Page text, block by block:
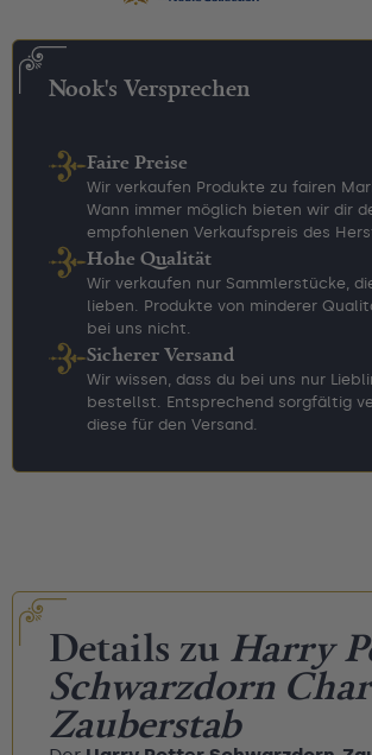
Nook's Versprechen
Faire Preise
Wir verkaufen Produkte zu fairen
Wann immer möglich bieten wir dir
empfohlenen Verkaufspreis des
Hohe Qualität
Wir verkaufen nur Sammlerstücke,
lieben. Produkte von minderer
bei uns nicht.
Sicherer Versand
Wir wissen, dass du bei uns nur
bestellst. Entsprechend sorgfältig
diese für den Versand.
Details zu Harry
Schwarzdorn
Zauberstab